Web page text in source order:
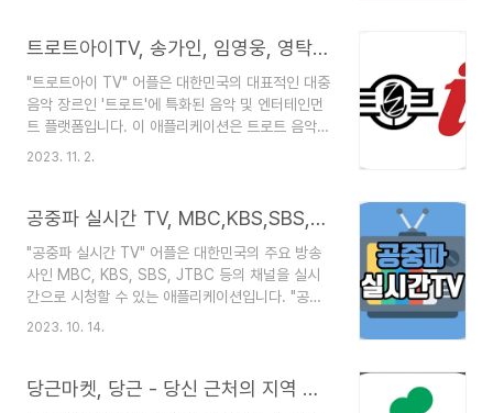
..습니다. 간편한 혈압 기록 어플은 간단한 터치로 혈
압을 기록할 수 있는 기능을 제공합니다. 이를 통해
사용자들은 일상적으로 혈압을 모니터링할 수 있습
니다. 시각적인 데이터 표시 혈압 기록은 그래프나
차트로 시각적으로 표시됩니다. 이를 통해 사용자들
은 시간에 따른 혈압의 변화를 쉽게 파악할 수 있습
물 복용 알림 등의 ..
트로트아이TV, 송가인, 임영웅, 영탁, 트로트가수, 행복한 채널 트로트아이
"트로트아이 TV" 어플은 대한민국의 대표적인 대중
음악 장르인 '트로트'에 특화된 음악 및 엔터테인먼
트 플랫폼입니다. 이 애플리케이션은 트로트 음악을
좋아하는 이용자들에게 다양한 트로트 가수들의 노
이TV 어플은 다양한 트로트 가수들의 노래를 제공
수 있습니다. 트로트 라이브 실시간으로 진행되는
트로트 라이브 방송을 시청할 수 있습니다. 인기 가
수들이 무대에서 노래를 부르며 팬들과 소통합니다.
다양한 프로그램 트로트 아이돌들의 다양한 프로그
댄스 및 연습 영상 ..
2023. 11. 2.
공중파 실시간 TV, MBC,KBS,SBS,JTBC 등, 실시간 방송 보기
"공중파 실시간 TV" 어플은 대한민국의 주요 방송
사인 MBC, KBS, SBS, JTBC 등의 채널을 실시
간으로 시청할 수 있는 애플리케이션입니다. "공중
파 실시간 TV" 어플은 많은 사용자들에게 다양한
있습니다. "공중파 실시간 TV" 어플은 다양한 시청
2023. 10. 14.
당근마켓, 당근 - 당신 근처의 지역 생활 커뮤니티, 중고거래, 무료 양도 및 나눔